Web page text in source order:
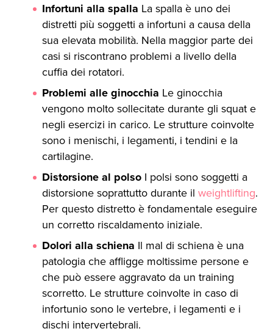
Infortuni alla spalla La spalla è uno dei
distretti più soggetti a infortuni a causa della
sua elevata mobilità. Nella maggior parte dei
casi si riscontrano problemi a livello della
cuffia dei rotatori.
Problemi alle ginocchia Le ginocchia
vengono molto sollecitate durante gli squat e
negli esercizi in carico. Le strutture coinvolte
sono i menischi, i legamenti, i tendini e la
cartilagine.
Distorsione al polso I polsi sono soggetti a
distorsione soprattutto durante il weightlifting.
Per questo distretto è fondamentale eseguire
un corretto riscaldamento iniziale.
Dolori alla schiena Il mal di schiena è una
patologia che affligge moltissime persone e
che può essere aggravato da un training
scorretto. Le strutture coinvolte in caso di
infortunio sono le vertebre, i legamenti e i
dischi intervertebrali.